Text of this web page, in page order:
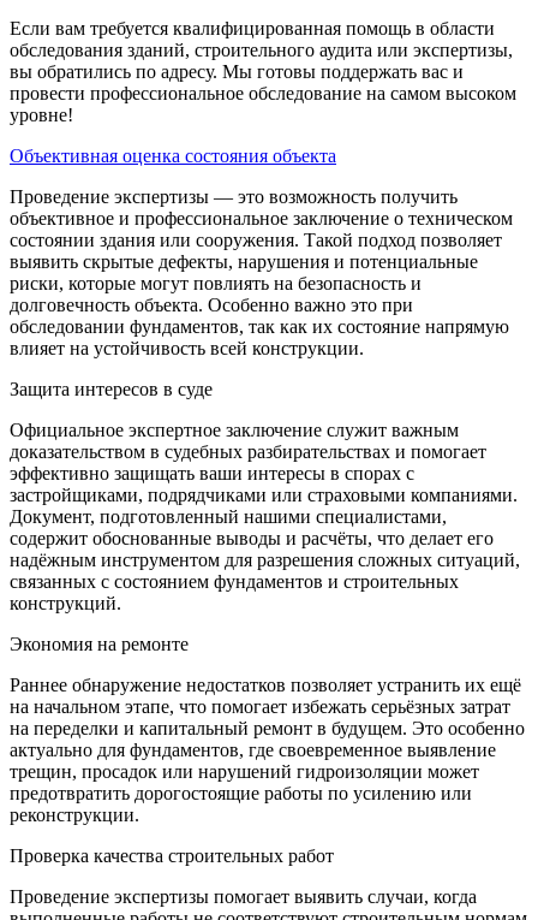
Если вам требуется квалифицированная помощь в области
обследования зданий, строительного аудита или экспертизы,
вы обратились по адресу. Мы готовы поддержать вас и
провести профессиональное обследование на самом высоком
уровне!
Объективная оценка состояния объекта
Проведение экспертизы — это возможность получить
объективное и профессиональное заключение о техническом
состоянии здания или сооружения. Такой подход позволяет
выявить скрытые дефекты, нарушения и потенциальные
риски, которые могут повлиять на безопасность и
долговечность объекта. Особенно важно это при
обследовании фундаментов, так как их состояние напрямую
влияет на устойчивость всей конструкции.
Защита интересов в суде
Официальное экспертное заключение служит важным
доказательством в судебных разбирательствах и помогает
эффективно защищать ваши интересы в спорах с
застройщиками, подрядчиками или страховыми компаниями.
Документ, подготовленный нашими специалистами,
содержит обоснованные выводы и расчёты, что делает его
надёжным инструментом для разрешения сложных ситуаций,
связанных с состоянием фундаментов и строительных
конструкций.
Экономия на ремонте
Раннее обнаружение недостатков позволяет устранить их ещё
на начальном этапе, что помогает избежать серьёзных затрат
на переделки и капитальный ремонт в будущем. Это особенно
актуально для фундаментов, где своевременное выявление
трещин, просадок или нарушений гидроизоляции может
предотвратить дорогостоящие работы по усилению или
реконструкции.
Проверка качества строительных работ
Проведение экспертизы помогает выявить случаи, когда